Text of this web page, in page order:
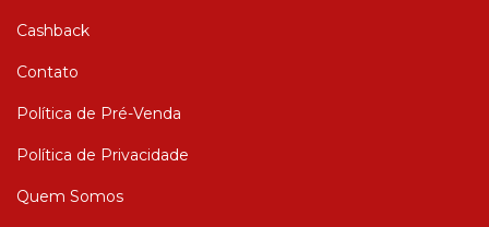
Cashback
Contato
Política de Pré-Venda
Política de Privacidade
Quem Somos